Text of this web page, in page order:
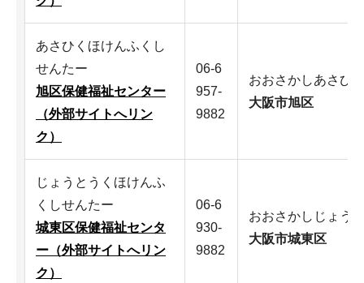
あさひくほけんふくし
せんたー
旭区保健福祉センター
（外部サイトへリン
ク）
06-6
957-
9882
おおさかしあさひ
大阪市旭区
じょうとうくほけんふ
くしせんたー
城東区保健福祉センタ
ー（外部サイトへリン
ク）
06-6
930-
9882
おおさかしじょう
大阪市城東区